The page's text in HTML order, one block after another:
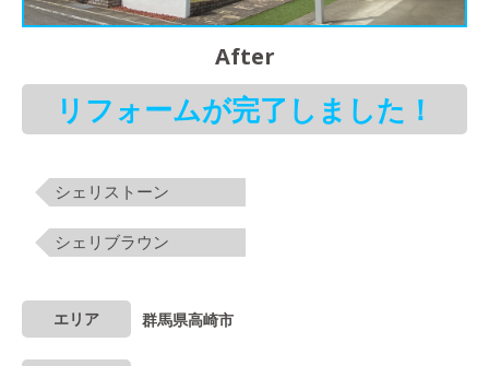
After
リフォームが完了しました！
シェリストーン
シェリブラウン
エリア 群馬県高崎市